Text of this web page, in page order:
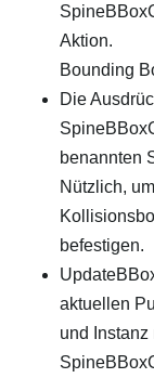
Aktion.
Bounding
Die
benannten
Nützlich,
befestigen.
aktuellen
und